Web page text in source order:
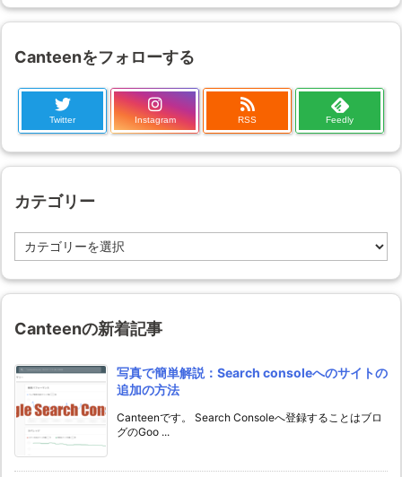
Canteenをフォローする
Twitter Instagram RSS Feedly
カテゴリー
テ
リ
Canteenの新着記事
写真で簡単解説：Search consoleへのサイトの
追加の方法
Canteenです。 Search Consoleへ登録することはブロ
グのGoo ...